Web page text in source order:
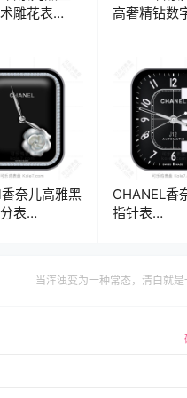
雕花表
高奢精钻数
奈儿高雅黑
表
CHANEL香
指针表
当浑浊变为一种常态，清白就是